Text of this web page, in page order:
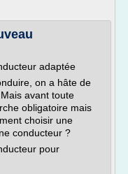
adaptée
on a hâte de
avant toute
obligatoire mais
choisir une
conducteur ?
pour